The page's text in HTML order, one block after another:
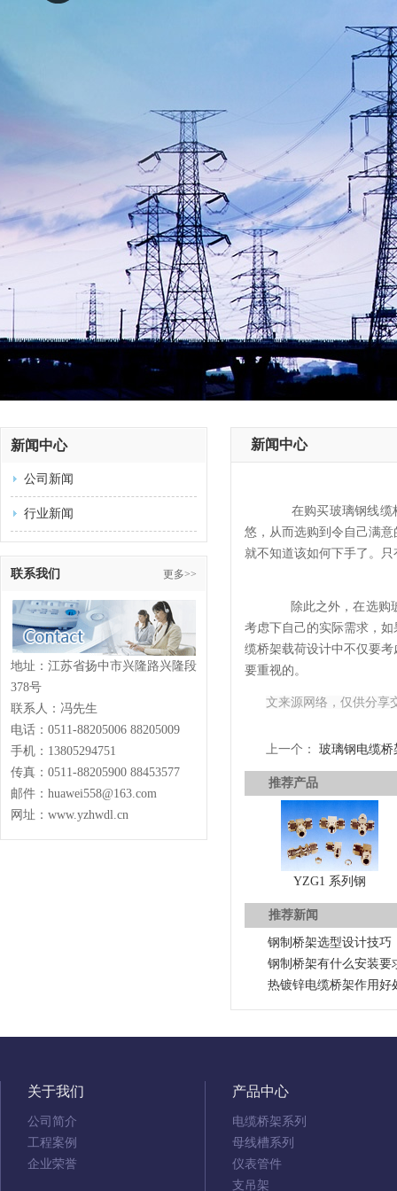
新闻中心
公司新闻
行业新闻
联系我们 更多>>
地址：江苏省扬中市兴隆路兴隆段
378号
联系人：冯先生
电话：0511-88205006 88205009
手机：13805294751
传真：0511-88205900 88453577
邮件：huawei558@163.com
网址：www.yzhwdl.cn
新闻中心
在购买玻璃钢线缆
悠，从而选购到令自己满
就不知道该如何下手了。
除此之外，在选购
考虑下自己的实际需求，
缆桥架载荷设计中不仅要
要重视的。
文来源网络，仅供分享
上一个： 玻璃钢电缆
推荐产品
YZG1 系列钢
推荐新闻
钢制桥架选型设计技巧
钢制桥架有什么安装要
热镀锌电缆桥架作用好
关于我们
公司简介
工程案例
企业荣誉
产品中心
电缆桥架系列
母线槽系列
仪表管件
支吊架